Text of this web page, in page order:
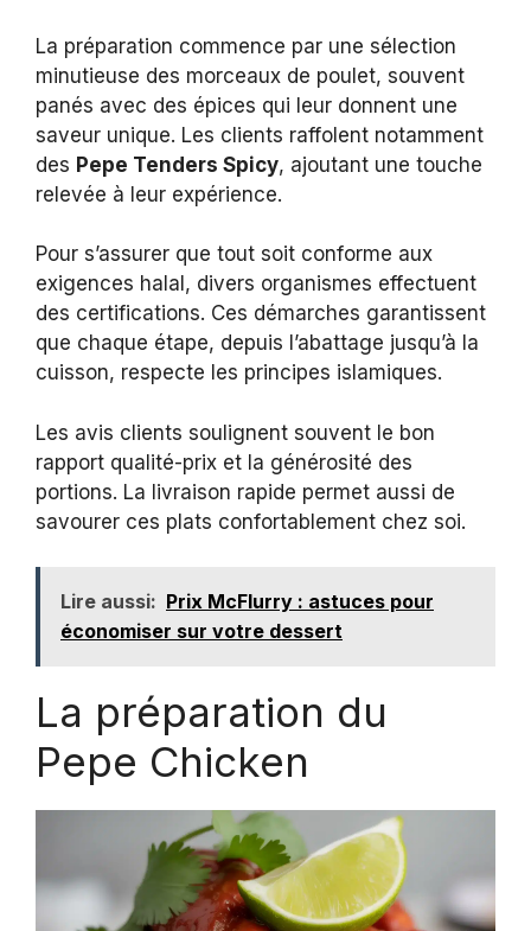
La préparation commence par une sélection
minutieuse des morceaux de poulet, souvent
panés avec des épices qui leur donnent une
saveur unique. Les clients raffolent notamment
des Pepe Tenders Spicy, ajoutant une touche
relevée à leur expérience.
Pour s’assurer que tout soit conforme aux
exigences halal, divers organismes effectuent
des certifications. Ces démarches garantissent
que chaque étape, depuis l’abattage jusqu’à la
cuisson, respecte les principes islamiques.
Les avis clients soulignent souvent le bon
rapport qualité-prix et la générosité des
portions. La livraison rapide permet aussi de
savourer ces plats confortablement chez soi.
Lire aussi: Prix McFlurry : astuces pour
économiser sur votre dessert
La préparation du
Pepe Chicken